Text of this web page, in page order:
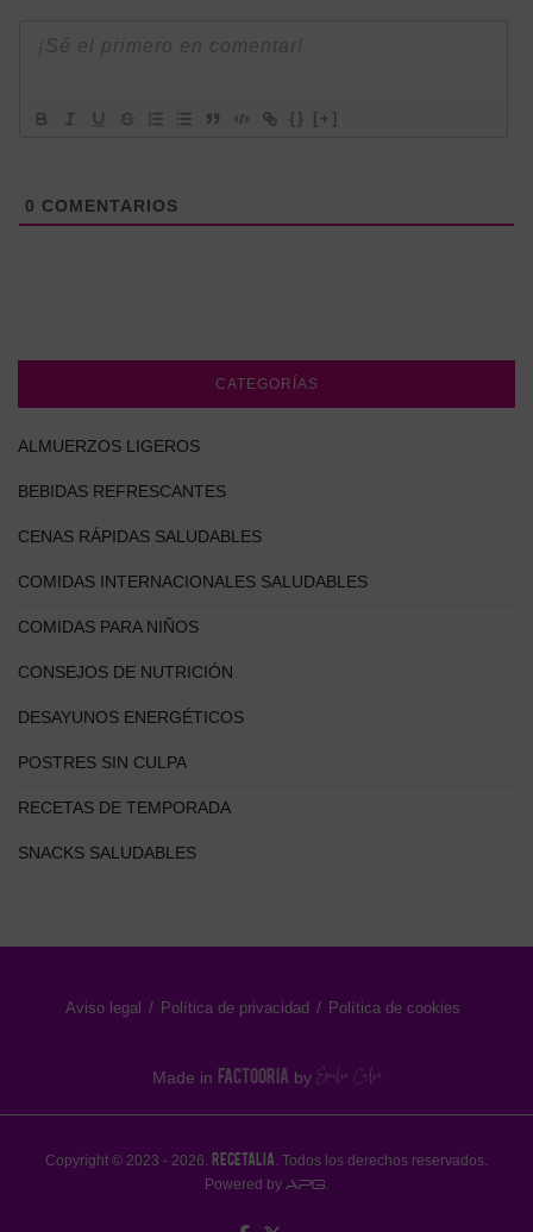
{} [+]
0 COMENTARIOS
CATEGORÍAS
ALMUERZOS LIGEROS
BEBIDAS REFRESCANTES
CENAS RÁPIDAS SALUDABLES
COMIDAS INTERNACIONALES SALUDABLES
COMIDAS PARA NIÑOS
CONSEJOS DE NUTRICIÓN
DESAYUNOS ENERGÉTICOS
POSTRES SIN CULPA
RECETAS DE TEMPORADA
SNACKS SALUDABLES
Aviso legal Política de privacidad Política de cookies
Made in FACTOORIA by
Copyright © 2023 - 2026. RECETALIA . Todos los derechos reservados.
Powered by APG